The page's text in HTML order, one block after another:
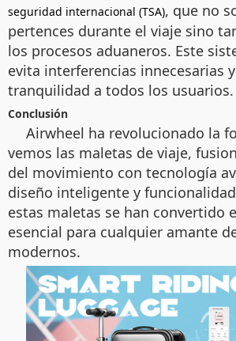
seguridad internacional (TSA), que no
pertences durante el viaje sino
los procesos aduaneros. Este
evita interferencias innecesarias
tranquilidad a todos los usuarios.
Conclusión
Airwheel ha revolucionado la
vemos las maletas de viaje,
del movimiento con tecnología
diseño inteligente y
estas maletas se han convertido
esencial para cualquier amante
modernos.